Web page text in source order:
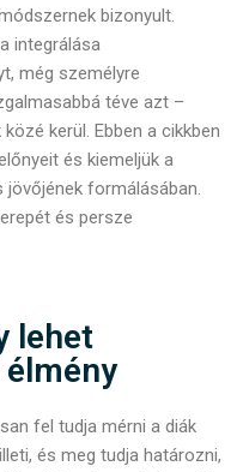
bizonyult.
integrálása
még személyre
téve azt –
kerül. Ebben a cikkben
és kiemeljük a
formálásában.
és persze
lehet
fel tudja mérni a diák
és meg tudja határozni,